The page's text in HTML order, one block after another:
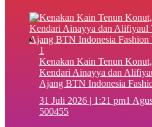
1
‎Kenakan Kain Tenun
Kendari Ainayya dan
Ajang BTN Indonesia
31 Juli 2026 | 1:21 pm1
500455